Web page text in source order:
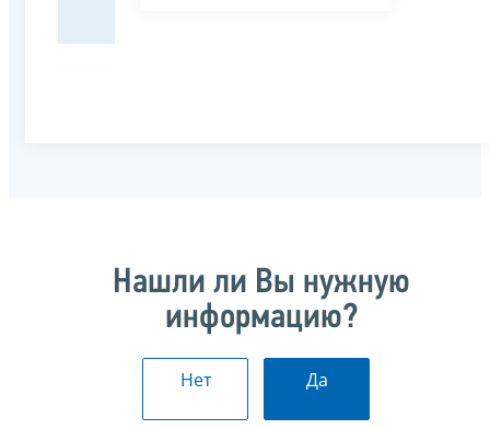
Нашли ли Вы нужную
информацию?
Нет Да